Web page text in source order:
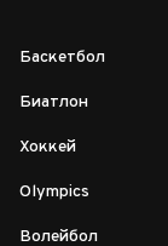
Баскетбол
Биатлон
Хоккей
Olympics
Волейбол